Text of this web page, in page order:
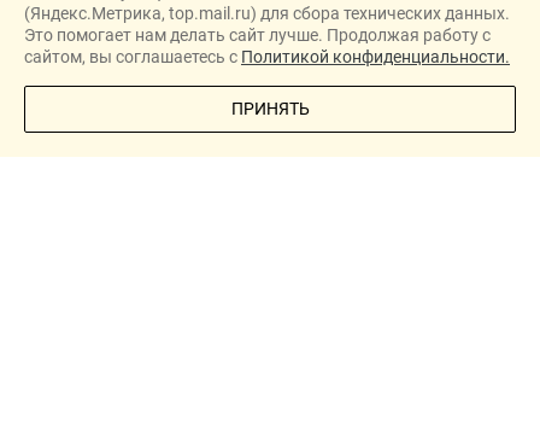
Ипотека
Полезная информация
Видеообзоры ЖК
ПОЗВОНИТЕ МНЕ
(Яндекс.Метрика, top.mail.ru) для сбора технических данных.
Это помогает нам делать сайт лучше. Продолжая работу с
сайтом, вы соглашаетесь с Политикой конфиденциальности.
ПРИНЯТЬ